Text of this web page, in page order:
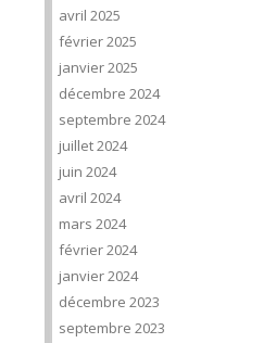
avril 2025
février 2025
janvier 2025
décembre 2024
septembre 2024
juillet 2024
juin 2024
avril 2024
mars 2024
février 2024
janvier 2024
décembre 2023
septembre 2023